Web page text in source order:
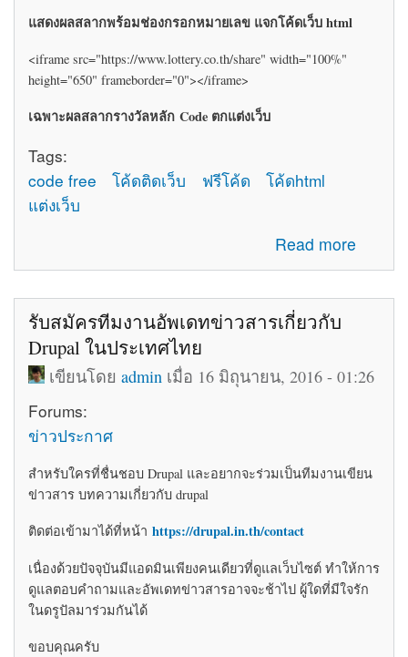
แสดงผลสลากพร้อมช่องกรอกหมายเลข แจกโค้ดเว็บ html
<iframe src="https://www.lottery.co.th/share" width="100%"
height="650" frameborder="0"></iframe>
เฉพาะผลสลากรางวัลหลัก Code ตกแต่งเว็บ
Tags:
code free
โค้ดติดเว็บ ฟรีโค้ด
โค้ดhtml
แต่งเว็บ
Read more
about โค้ดติดเว็บฟรี html โค้ดแต่งเว็บไซต์ blogger ร้านค้า
ให้สวยงาม
รับสมัครทีมงานอัพเดทข่าวสารเกี่ยวกับ
Drupal ในประเทศไทย
เขียนโดยadmin เมื่อ 16 มิถุนายน, 2016 - 01:26
Forums:
ข่าวประกาศ
สำหรับใครที่ชื่นชอบ Drupal และอยากจะร่วมเป็นทีมงานเขียน
ข่าวสาร บทความเกี่ยวกับ drupal
ติดต่อเข้ามาได้ที่หน้า https://drupal.in.th/contact
เนื่องด้วยปัจจุบันมีแอดมินเพียงคนเดียวที่ดูแลเว็บไซต์ ทำให้การ
ดูแลตอบคำถามและอัพเดทข่าวสารอาจจะช้าไป ผู้ใดที่มีใจรัก
ในดรูปัลมาร่วมกันได้
ขอบคุณครับ